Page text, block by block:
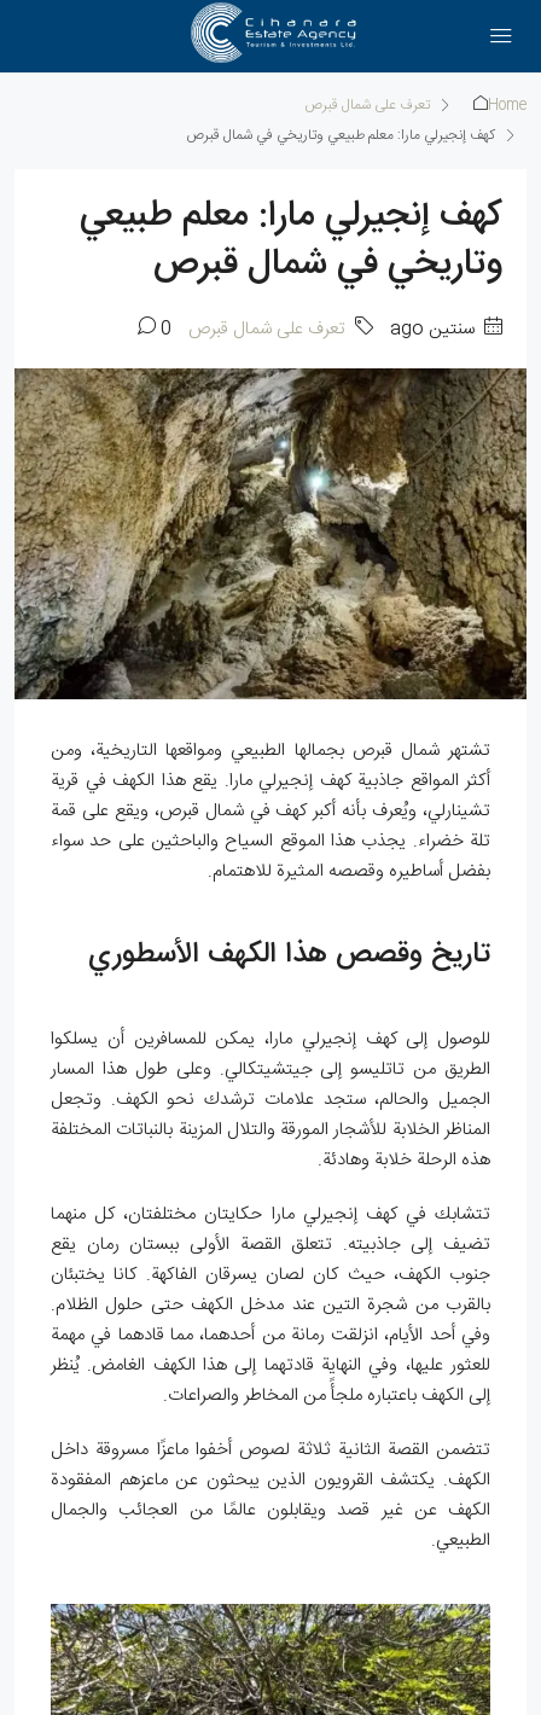
Home
تعرف على شمال قبرص
كهف إنجيرلي مارا: معلم طبيعي وتاريخي في شمال قبرص
كهف إنجيرلي مارا: معلم طبيعي
وتاريخي في شمال قبرص
سنتين ago تعرف على شمال قبرص 0
تشتهر شمال قبرص بجمالها الطبيعي ومواقعها التاريخية، ومن
أكثر المواقع جاذبية كهف إنجيرلي مارا. يقع هذا الكهف في قرية
تشينارلي، ويُعرف بأنه أكبر كهف في شمال قبرص، ويقع على قمة
تلة خضراء. يجذب هذا الموقع السياح والباحثين على حد سواء
بفضل أساطيره وقصصه المثيرة للاهتمام.
تاريخ وقصص هذا الكهف الأسطوري
للوصول إلى كهف إنجيرلي مارا، يمكن للمسافرين أن يسلكوا
الطريق من تاتليسو إلى جيتشيتكالي. وعلى طول هذا المسار
الجميل والحالم، ستجد علامات ترشدك نحو الكهف. وتجعل
المناظر الخلابة للأشجار المورقة والتلال المزينة بالنباتات المختلفة
هذه الرحلة خلابة وهادئة.
تتشابك في كهف إنجيرلي مارا حكايتان مختلفتان، كل منهما
تضيف إلى جاذبيته. تتعلق القصة الأولى ببستان رمان يقع
جنوب الكهف، حيث كان لصان يسرقان الفاكهة. كانا يختبئان
بالقرب من شجرة التين عند مدخل الكهف حتى حلول الظلام.
وفي أحد الأيام، انزلقت رمانة من أحدهما، مما قادهما في مهمة
للعثور عليها، وفي النهاية قادتهما إلى هذا الكهف الغامض. يُنظر
إلى الكهف باعتباره ملجأً من المخاطر والصراعات.
تتضمن القصة الثانية ثلاثة لصوص أخفوا ماعزًا مسروقة داخل
الكهف. يكتشف القرويون الذين يبحثون عن ماعزهم المفقودة
الكهف عن غير قصد ويقابلون عالمًا من العجائب والجمال
الطبيعي.